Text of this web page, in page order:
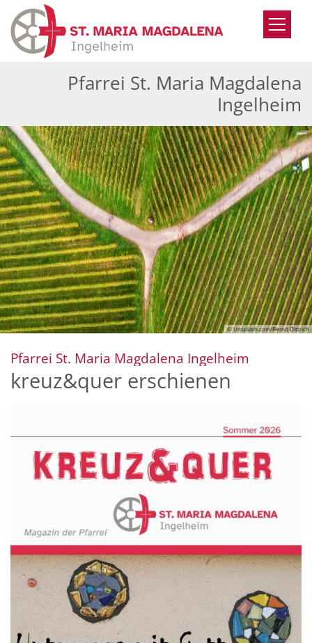
Zum Inhalt springen
Pfarrei St. Maria Magdalena
Ingelheim
© Unsplash.com/Bernd Dittrich
Pfarrei St. Maria Magdalena Ingelheim
kreuz&quer erschienen